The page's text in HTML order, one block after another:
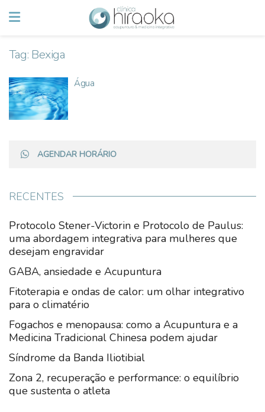
Tag: Bexiga
Água
AGENDAR HORÁRIO
RECENTES
Protocolo Stener-Victorin e Protocolo de Paulus:
uma abordagem integrativa para mulheres que
desejam engravidar
GABA, ansiedade e Acupuntura
Fitoterapia e ondas de calor: um olhar integrativo
para o climatério
Fogachos e menopausa: como a Acupuntura e a
Medicina Tradicional Chinesa podem ajudar
Síndrome da Banda Iliotibial
Zona 2, recuperação e performance: o equilíbrio
que sustenta o atleta